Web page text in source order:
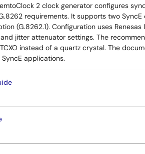
2 clock generator configures
requirements. It supports two
(G.8262.1). Configuration uses
jitter attenuator settings. The
instead of a quartz crystal. The
applications.